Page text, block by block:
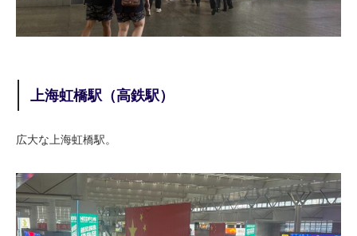
上海虹橋駅（高鉄駅）
広大な上海虹橋駅。